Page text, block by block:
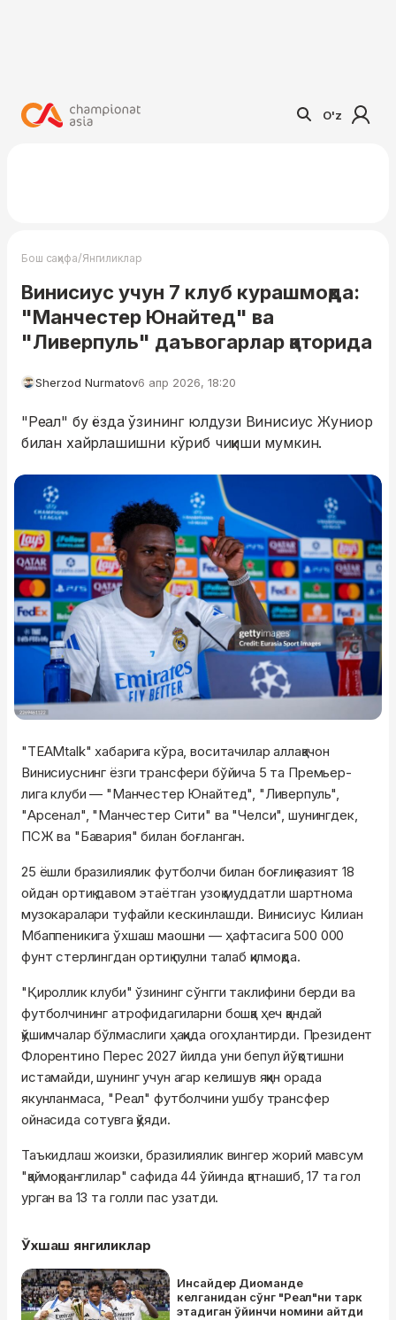
O'z
Бош саҳифа/Янгиликлар
Винисиус учун 7 клуб курашмоқда:
"Манчестер Юнайтед" ва
"Ливерпуль" даъвогарлар қаторида
Sherzod Nurmatov6 апр 2026, 18:20
"Реал" бу ёзда ўзининг юлдузи Винисиус Жуниор
билан хайрлашишни кўриб чиқиши мумкин.
"TEAMtalk" хабарига кўра, воситачилар аллақачон
Винисиуснинг ёзги трансфери бўйича 5 та Премьер-
лига клуби — "Манчестер Юнайтед", "Ливерпуль",
"Арсенал", "Манчестер Сити" ва "Челси", шунингдек,
ПСЖ ва "Бавария" билан боғланган.
25 ёшли бразилиялик футболчи билан боғлиқ вазият 18
ойдан ортиқ давом этаётган узоқ муддатли шартнома
музокаралари туфайли кескинлашди. Винисиус Килиан
Мбаппеникига ўхшаш маошни — ҳафтасига 500 000
фунт стерлингдан ортиқ пулни талаб қилмоқда.
"Қироллик клуби" ўзининг сўнгги таклифини берди ва
футболчининг атрофидагиларни бошқа ҳеч қандай
қўшимчалар бўлмаслиги ҳақида огоҳлантирди. Президент
Флорентино Перес 2027 йилда уни бепул йўқотишни
истамайди, шунинг учун агар келишув яқин орада
якунланмаса, "Реал" футболчини ушбу трансфер
ойнасида сотувга қўяди.
Таъкидлаш жоизки, бразилиялик вингер жорий мавсум
"қаймоқранглилар" сафида 44 ўйинда қатнашиб, 17 та гол
урган ва 13 та голли пас узатди.
Ўхшаш янгиликлар
Инсайдер Диоманде
келганидан сўнг "Реал"ни тарк
этадиган ўйинчи номини айтди